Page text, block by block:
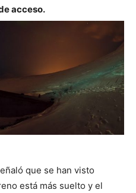
acceso.
que se han visto
está más suelto y el